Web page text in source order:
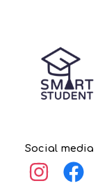
Social media